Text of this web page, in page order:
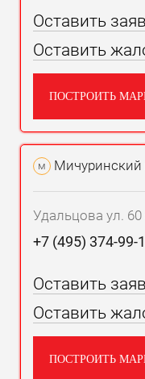
Оставить
Оставить
ПОСТРОИТЬ
м Мичуринский
Удальцова ул. 60
+7 (495) 374-99-
Оставить
Оставить
ПОСТРОИТЬ